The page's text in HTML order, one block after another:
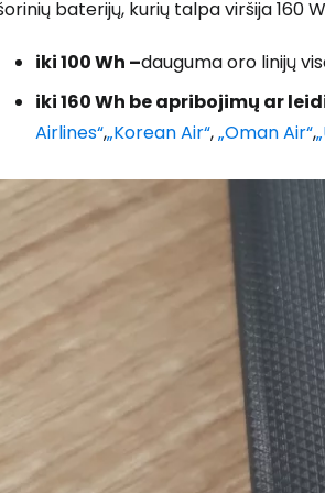
baterijų, kurių talpa viršija 160
iki 100 Wh –dauguma oro linijų
iki 160 Wh be apribojimų ar
Airlines“,„Korean Air“,„Oman Air“,